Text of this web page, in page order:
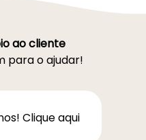
ao cliente
para o ajudar!
Clique aqui